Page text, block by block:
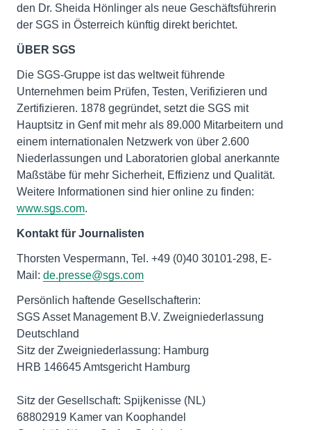
den Dr. Sheida Hönlinger als neue Geschäftsführerin
der SGS in Österreich künftig direkt berichtet.
ÜBER SGS
Die SGS-Gruppe ist das weltweit führende
Unternehmen beim Prüfen, Testen, Verifizieren und
Zertifizieren. 1878 gegründet, setzt die SGS mit
Hauptsitz in Genf mit mehr als 89.000 Mitarbeitern und
einem internationalen Netzwerk von über 2.600
Niederlassungen und Laboratorien global anerkannte
Maßstäbe für mehr Sicherheit, Effizienz und Qualität.
Weitere Informationen sind hier online zu finden:
www.sgs.com.
Kontakt für Journalisten
Thorsten Vespermann, Tel. +49 (0)40 30101-298, E-
Mail: de.presse@sgs.com
Persönlich haftende Gesellschafterin:
SGS Asset Management B.V. Zweigniederlassung
Deutschland
Sitz der Zweigniederlassung: Hamburg
HRB 146645 Amtsgericht Hamburg
Sitz der Gesellschaft: Spijkenisse (NL)
68802919 Kamer van Koophandel